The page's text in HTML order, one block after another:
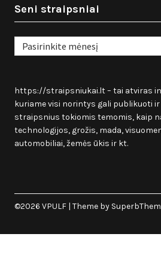
Seni straipsniai
Seni
straipsniai
https://straipsniukai.lt– tai atviras
kuriame visi norintys gali publikuoti
straipsnius tokiomis temomis, kaip
technologijos, grožis, mada,
automobiliai, žemės ūkis ir kt.
©2026 VPULF | Theme by